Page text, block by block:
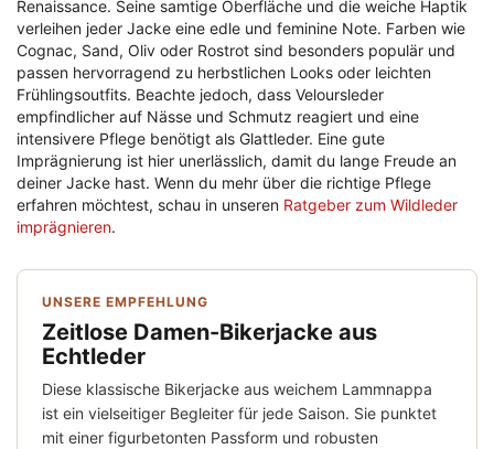
Renaissance. Seine samtige Oberfläche und die weiche Haptik
verleihen jeder Jacke eine edle und feminine Note. Farben wie
Cognac, Sand, Oliv oder Rostrot sind besonders populär und
passen hervorragend zu herbstlichen Looks oder leichten
Frühlingsoutfits. Beachte jedoch, dass Veloursleder
empfindlicher auf Nässe und Schmutz reagiert und eine
intensivere Pflege benötigt als Glattleder. Eine gute
Imprägnierung ist hier unerlässlich, damit du lange Freude an
deiner Jacke hast. Wenn du mehr über die richtige Pflege
erfahren möchtest, schau in unseren Ratgeber zum Wildleder
imprägnieren.
UNSERE EMPFEHLUNG
Zeitlose Damen-Bikerjacke aus
Echtleder
Diese klassische Bikerjacke aus weichem Lammnappa
ist ein vielseitiger Begleiter für jede Saison. Sie punktet
mit einer figurbetonten Passform und robusten